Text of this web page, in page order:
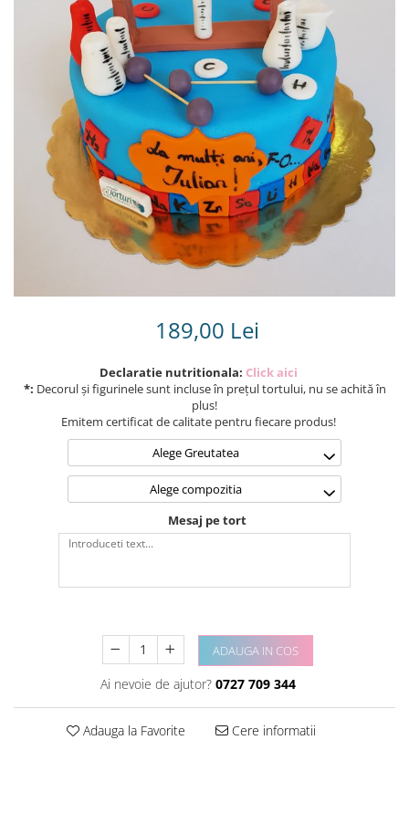
Torturi in frosting- crema pentru
Torturi cu flori
Tortulețe 1.7 kg - 2 kg
189,00 Lei
Declaratie nutritionala: Click aici
*: Decorul și figurinele sunt incluse în prețul tortului, nu se achită în
plus!
Emitem certificat de calitate pentru fiecare produs!
Alege Greutatea
Alege compozitia
Mesaj pe tort
ADAUGA IN COS
Ai nevoie de ajutor? 0727 709 344
Adauga la Favorite Cere informatii